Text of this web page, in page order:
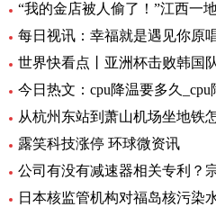
每日视讯：幸福就是遇见你原
今日热文：cpu降温要多久_cpu
露笑科技涨停 环球微资讯